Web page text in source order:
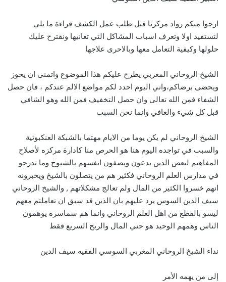
ارجوا منكم رواد مركزنا قبل طلب عمل الكشف قراءة ما يلي
لتستفيد اولا وتعرف اسباب المشاكل التي تعانيها ونقترح عليك
حلولها وكيفية التعامل معها وبالاحرى علاجها
الشيخ الروحاني المغربي يطرح عليكم هذا الموضوع واتمنى ان يحوز
ويحضى برضاكم،واني اليوم احدد لكم مواضع الالم عندكم ، فان حصل
الشفاء فمن الله تعالى وان حصل التخفيف فمن الله وهو الشافي
قبل كل شيء والعافي وانما نحن السبب
الشيخ الروحاني لم يكن يوما من الايام مهتما بالشبكة العنكبوتية
والسبب في تواجده اليوم هنا هو الحرص منا كادارة مركزه لأصلاح
المفاهيم لبعض الذين يدعون ويصفون انفسهم بالشيوخ وما تدرجو
في مدارس العلم الروحاني فكثير هم من يتصلون بالشيخ ويخبرونه
انهم خسروا الكثير من المال ولم تعالج مشكلاتهم , والشيخ الروحاني
سيف الدين السوس يرد عليهم بان الذين قد سبق ان تعاملتم معهم
ليسو بالقطع من اهل العلم الروحاني وانما هم سماسرة يوهمون
الناس وهمهم الوحيد هو جني المال والربح السريع فقط
نداء الشيخ الروحاني المغربي السوسي الفقيه سيف الدين
إلى من يهمه الأمر